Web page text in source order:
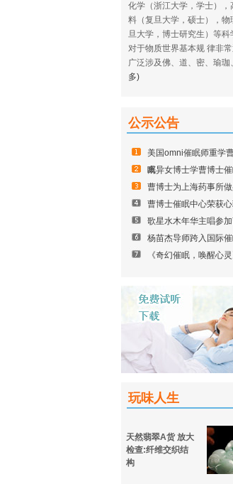
化学（浙江大学，学士），
料（复旦大学，硕士），物
旦大学，博士研究生）等科
对于物质世界基本规 律非常
广泛涉及佛、道、密、瑜珈
多)
公示公告
美国omni催眠师重学
眠
离异女博士学曹博士
曹博士为上海药事所
曹博士催眠中心荣获
歌星水木年华主唱参
杨苗杰导师跨入国际
《奇幻催眠，唤醒心
玩味人生
天然翡翠A货 放大
检查:纤维交织结
构